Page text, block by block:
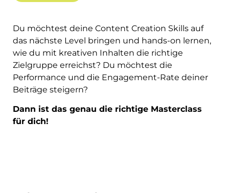
Du möchtest deine Content Creation Skills auf
das nächste Level bringen und hands-on lernen,
wie du mit kreativen Inhalten die richtige
Zielgruppe erreichst? Du möchtest die
Performance und die Engagement-Rate deiner
Beiträge steigern?
Dann ist das genau die richtige Masterclass
für dich!